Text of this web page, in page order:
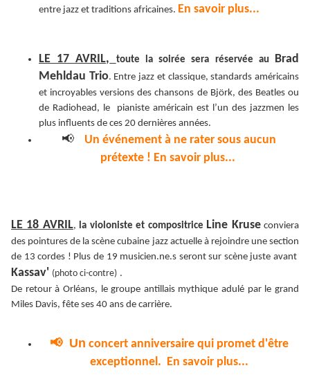
entre jazz et traditions africaines. En savoir plus...
LE 17 AVRIL, toute la soirée sera réservée au
Brad
Mehldau Trio. Entre jazz et classique, standards américains
et incroyables versions des chansons de Björk, des Beatles ou
de Radiohead, le pianiste américain est l’un des jazzmen les
plus influents de ces 20 dernières années.
📢 Un événement à ne rater sous aucun
prétexte ! En savoir plus...
LE 18 AVRIL, la violoniste et compositrice Line Kruseconviera
des pointures de la scène cubaine jazz actuelle à rejoindre une section
de 13 cordes ! Plus de 19 musicien.ne.s seront sur scène juste avant
Kassav' (photo ci-contre) .
De retour à Orléans, le groupe antillais mythique adulé par le grand
Miles Davis, fête ses 40 ans de carrière.
📢 Un concert anniversaire qui promet d'être
exceptionnel. En savoir plus...